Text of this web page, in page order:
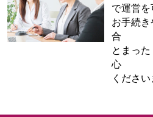
で運営を
お手続
合
とまっ
心
ください